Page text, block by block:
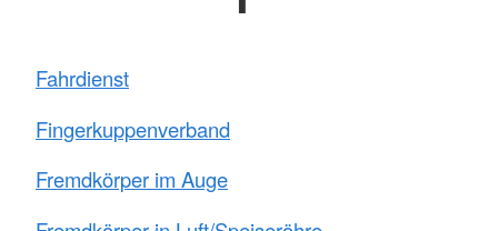
Fahrdienst
Fingerkuppenverband
Fremdkörper im Auge